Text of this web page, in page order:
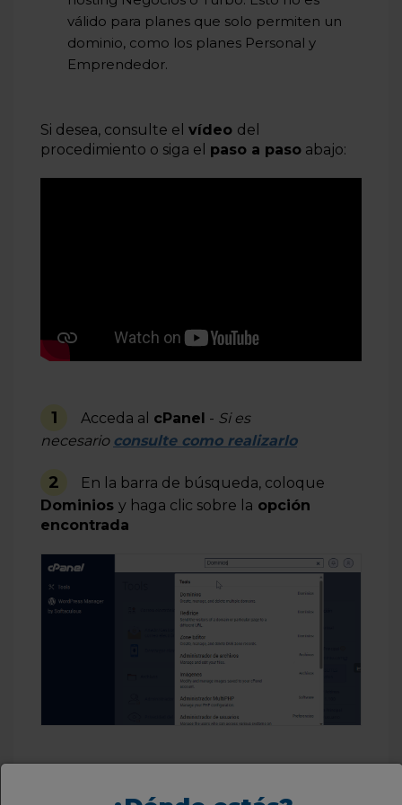
válido para planes que solo permiten un
dominio, como los planes Personal y
Emprendedor.
Si desea, consulte el vídeo del
procedimiento o siga el paso a paso abajo:
1 Acceda al cPanel - Si es
necesario consulte como realizarlo
2
En la barra de búsqueda, coloque
Dominios y haga clic sobre la opción
encontrada
En la pantalla "Dominios", identifique el